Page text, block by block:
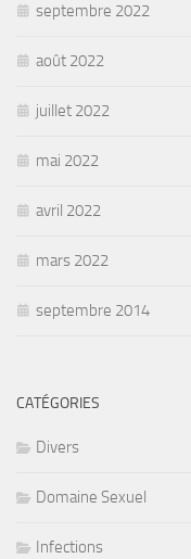
septembre 2022
août 2022
juillet 2022
mai 2022
avril 2022
mars 2022
septembre 2014
CATÉGORIES
Divers
Domaine Sexuel
Infections